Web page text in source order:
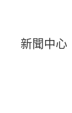
新聞中心